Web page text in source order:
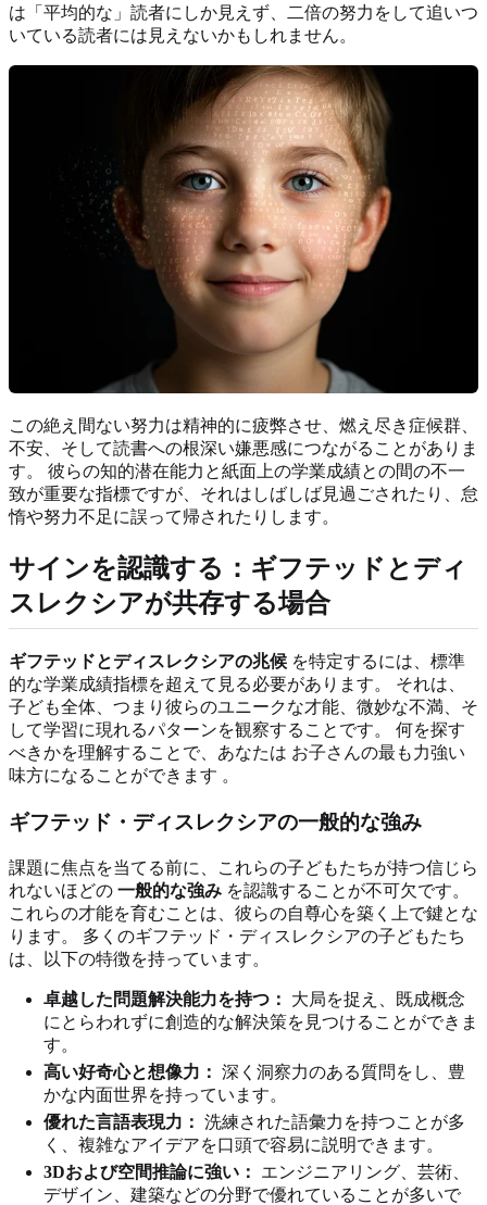
は「平均的な」読者にしか見えず、二倍の努力をして追いつ
いている読者には見えないかもしれません。
この絶え間ない努力は精神的に疲弊させ、燃え尽き症候群、
不安、そして読書への根深い嫌悪感につながることがありま
す。 彼らの知的潜在能力と紙面上の学業成績との間の不一
致が重要な指標ですが、それはしばしば見過ごされたり、怠
惰や努力不足に誤って帰されたりします。
サインを認識する：ギフテッドとディ
スレクシアが共存する場合
ギフテッドとディスレクシアの兆候 を特定するには、標準
的な学業成績指標を超えて見る必要があります。 それは、
子ども全体、つまり彼らのユニークな才能、微妙な不満、そ
して学習に現れるパターンを観察することです。 何を探す
べきかを理解することで、あなたは お子さんの最も力強い
味方になることができます 。
ギフテッド・ディスレクシアの一般的な強み
課題に焦点を当てる前に、これらの子どもたちが持つ信じら
れないほどの 一般的な強み を認識することが不可欠です。
これらの才能を育むことは、彼らの自尊心を築く上で鍵とな
ります。 多くのギフテッド・ディスレクシアの子どもたち
は、以下の特徴を持っています。
卓越した問題解決能力を持つ：
大局を捉え、既成概念
にとらわれずに創造的な解決策を見つけることができま
す。
高い好奇心と想像力： 深く洞察力のある質問をし、豊
かな内面世界を持っています。
優れた言語表現力： 洗練された語彙力を持つことが多
く、複雑なアイデアを口頭で容易に説明できます。
3Dおよび空間推論に強い：
エンジニアリング、芸術、
デザイン、建築などの分野で優れていることが多いで